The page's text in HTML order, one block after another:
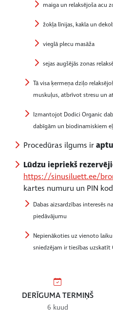
maiga un relaksējoša acu
žokļa līnijas, kakla un
vieglā plecu masāža
sejas augšējās zonas
Tā visa ķermeņa dziļo
muskuļus, atbrīvot stresu un
Izmantojot Dodici Organic
dabīgām un biodinamiskiem
Procedūras ilgums ir
Lūdzu iepriekš
https://sinusiluett.ee/
kartes numuru un PIN
Dabas aizsardzības interesēs
piedāvājumu
Nepienākoties uz vienoto
sniedzējam ir tiesības
DERĪGUMA TERMIŅŠ
6 kuud